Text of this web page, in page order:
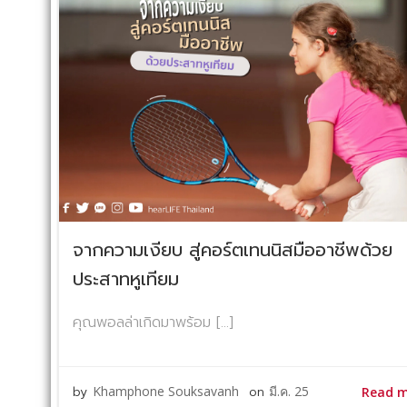
จากความเงียบ สู่คอร์ตเทนนิสมืออาชีพด้วย
ประสาทหูเทียม
คุณพอลล่าเกิดมาพร้อม […]
by Khamphone Souksavanh on มี.ค. 25 Read